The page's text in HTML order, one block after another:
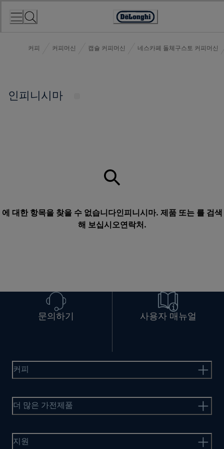
Accessibility
커피 커피머신 캡슐 커피머신 네스카페 돌체구스토 커피머신
인피니시마
에 대한 항목을 찾을 수 없습니다인피니시마. 제품 또는 를 검색
해 보십시오연락처 .
문의하기 사용자 매뉴얼
커피
더 많은 가전제품
지원